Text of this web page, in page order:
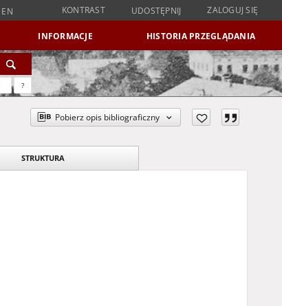
EN KONTRAST UDOSTĘPNIJ ZALOGUJ SIĘ
INFORMACJE HISTORIA PRZEGLĄDANIA
?
Pobierz opis bibliograficzny
STRUKTURA